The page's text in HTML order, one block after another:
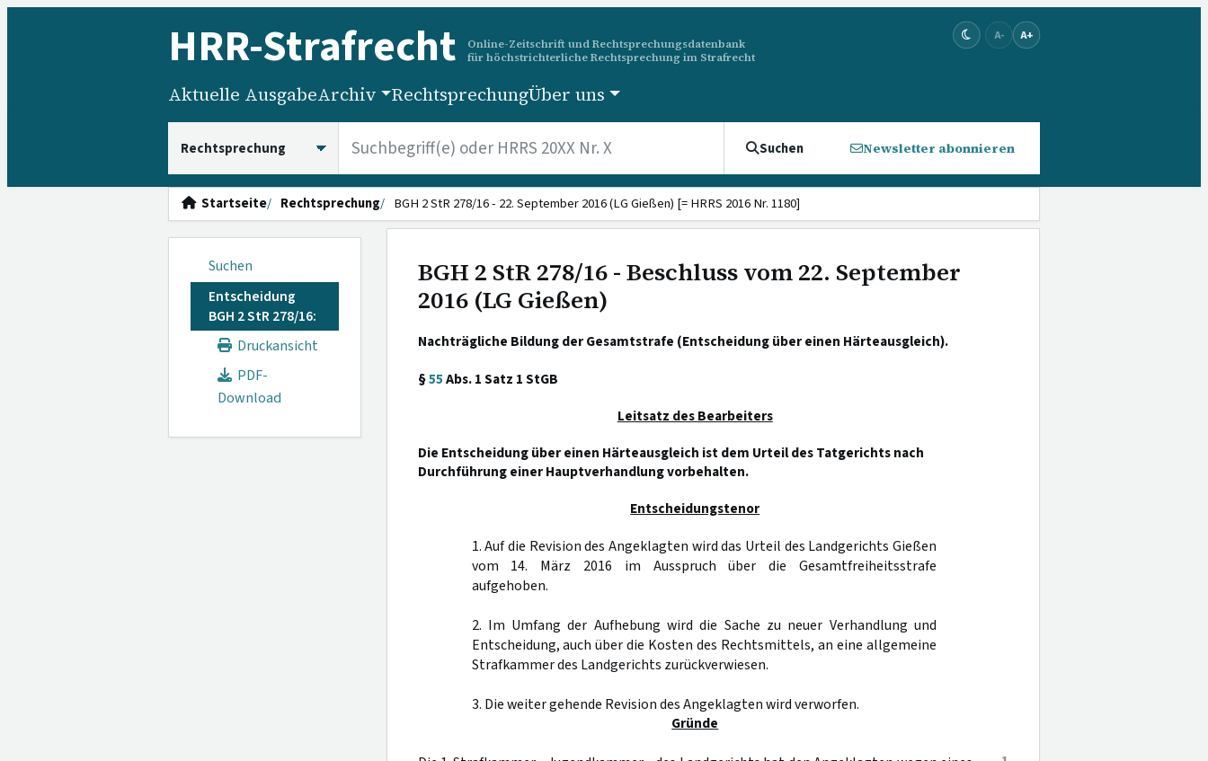
HRR-Strafrecht
Online-Zeitschrift und Rechtsprechungsdatenbank
für höchstrichterliche Rechtsprechung im Strafrecht
A- A+
Aktuelle AusgabeArchiv RechtsprechungÜber uns
Suchen Newsletter abonnieren
Startseite Rechtsprechung BGH 2 StR 278/16 - 22. September 2016 (LG Gießen) [= HRRS 2016 Nr. 1180]
Suchen
Entscheidung
BGH 2 StR 278/16:
Druckansicht
PDF-
Download
BGH 2 StR 278/16 - Beschluss vom 22. September
2016 (LG Gießen)
Nachträgliche Bildung der Gesamtstrafe (Entscheidung über einen Härteausgleich).
§55Abs. 1 Satz 1 StGB
Leitsatz des Bearbeiters
Die Entscheidung über einen Härteausgleich ist dem Urteil des Tatgerichts nach
Durchführung einer Hauptverhandlung vorbehalten.
Entscheidungstenor
1. Auf die Revision des Angeklagten wird das Urteil des Landgerichts Gießen
vom 14. März 2016 im Ausspruch über die Gesamtfreiheitsstrafe
aufgehoben.
2. Im Umfang der Aufhebung wird die Sache zu neuer Verhandlung und
Entscheidung, auch über die Kosten des Rechtsmittels, an eine allgemeine
Strafkammer des Landgerichts zurückverwiesen.
3. Die weiter gehende Revision des Angeklagten wird verworfen.
Gründe